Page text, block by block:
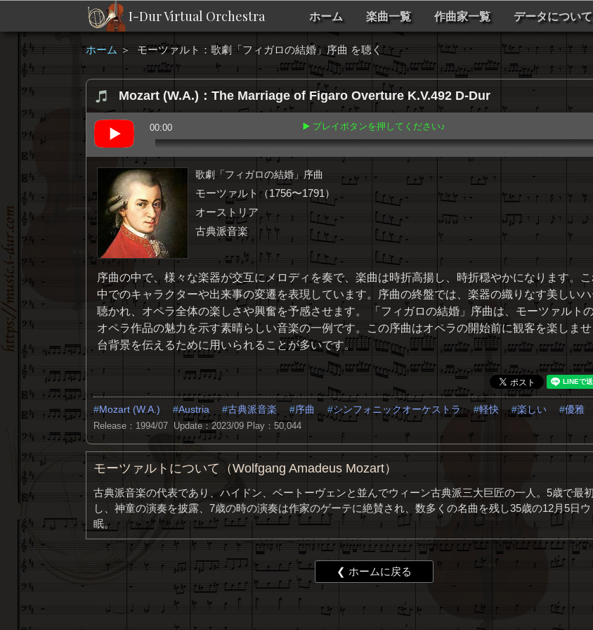
I-Dur Virtual Orchestra ホーム 楽曲一覧 作曲家一覧 データについて
ホーム ＞ モーツァルト：歌劇「フィガロの結婚」序曲 を聴く
Mozart (W.A.)：The Marriage of Figaro Overture K.V.492 D-Dur
00:00 ▶️ プレイボタンを押してください♪
歌劇「フィガロの結婚」序曲
モーツァルト（1756〜1791）
オーストリア
古典派音楽
序曲の中で、様々な楽器が交互にメロディを奏で、楽曲は時折高揚し、時折穏やかになります。
中でのキャラクターや出来事の変遷を表現しています。序曲の終盤では、楽器の織りなす美しい
聴かれ、オペラ全体の楽しさや興奮を予感させます。 「フィガロの結婚」序曲は、モーツァルト
オペラ作品の魅力を示す素晴らしい音楽の一例です。この序曲はオペラの開始前に観客を楽しま
台背景を伝えるために用いられることが多いです。
Mozart (W.A.) Austria 古典派音楽 序曲 シンフォニックオーケストラ 軽快 楽しい 優雅
Release：1994/07 Update：2023/09 Play：50,044
モーツァルトについて（Wolfgang Amadeus Mozart）
古典派音楽の代表であり、ハイドン、ベートーヴェンと並んでウィーン古典派三大巨匠の一人。5歳で最
し、神童の演奏を披露、7歳の時の演奏は作家のゲーテに絶賛され、数多くの名曲を残し35歳の12月5日
眠。
❮ ホームに戻る